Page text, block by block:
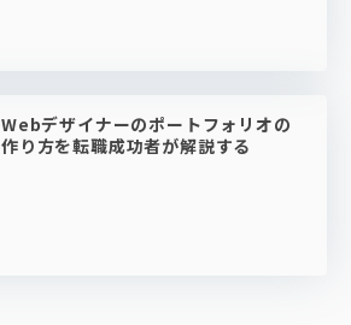
Webデザイナーのポートフォリオの
作り方を転職成功者が解説する